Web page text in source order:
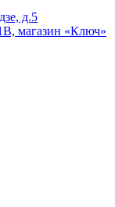
д.5
магазин «Ключ»